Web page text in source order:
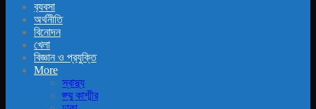
ব‍্যবসা
অর্থনীতি
বিনোদন
খেলা
বিজ্ঞান ও প্রযুক্তি
More
স্বাস্থ্য
জ্ম্মু কাশ্মীর